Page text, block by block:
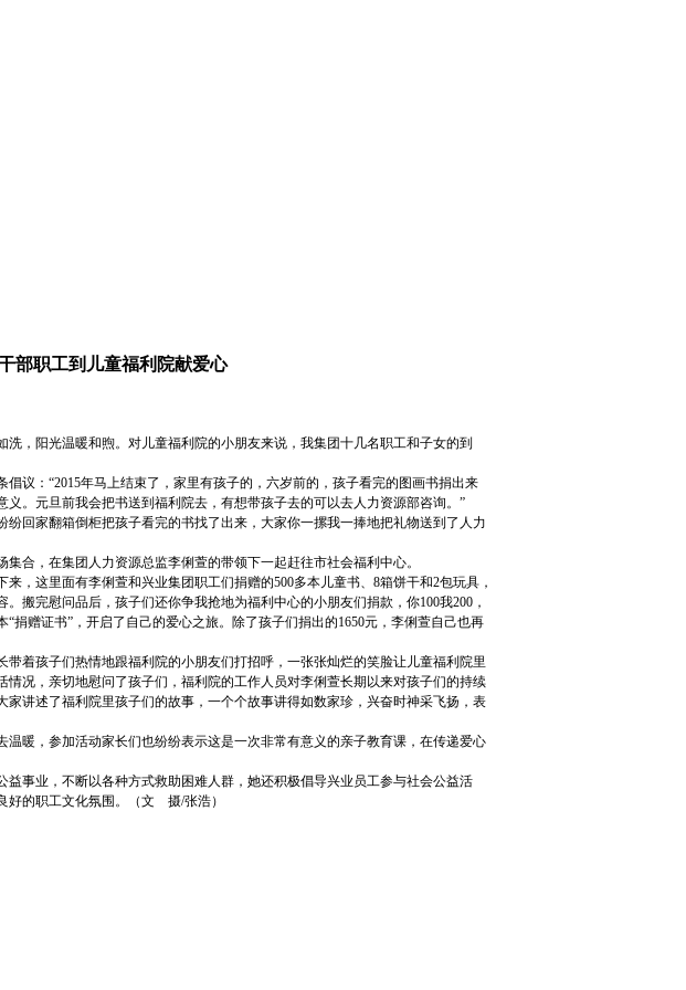
部职工到儿童福利院献爱心
，阳光温暖和煦。对儿童福利院的小朋友来说，我集团十几名职工和子女的到
议：“2015年马上结束了，家里有孩子的，六岁前的，孩子看完的图画书捐出来
。元旦前我会把书送到福利院去，有想带孩子去的可以去人力资源部咨询。”
回家翻箱倒柜把孩子看完的书找了出来，大家你一摞我一捧地把礼物送到了人力
合，在集团人力资源总监李俐萱的带领下一起赶往市社会福利中心。
这里面有李俐萱和兴业集团职工们捐赠的500多本儿童书、8箱饼干和2包玩具，
搬完慰问品后，孩子们还你争我抢地为福利中心的小朋友们捐款，你100我200，
捐赠证书”，开启了自己的爱心之旅。除了孩子们捐出的1650元，李俐萱自己也再
着孩子们热情地跟福利院的小朋友们打招呼，一张张灿烂的笑脸让儿童福利院里
况，亲切地慰问了孩子们，福利院的工作人员对李俐萱长期以来对孩子们的持续
讲述了福利院里孩子们的故事，一个个故事讲得如数家珍，兴奋时神采飞扬，表
暖，参加活动家长们也纷纷表示这是一次非常有意义的亲子教育课，在传递爱心
事业，不断以各种方式救助困难人群，她还积极倡导兴业员工参与社会公益活
好的职工文化氛围。（文 摄/张浩）